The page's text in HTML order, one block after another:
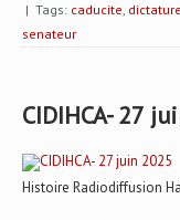
| Tags: caducite, dictature
senateur
CIDIHCA- 27
Histoire Radiodiffusion